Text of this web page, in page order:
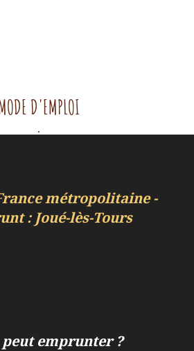
D'EMPLOI
.
métropolitaine -
: Joué-lès-Tours
peut emprunter ?